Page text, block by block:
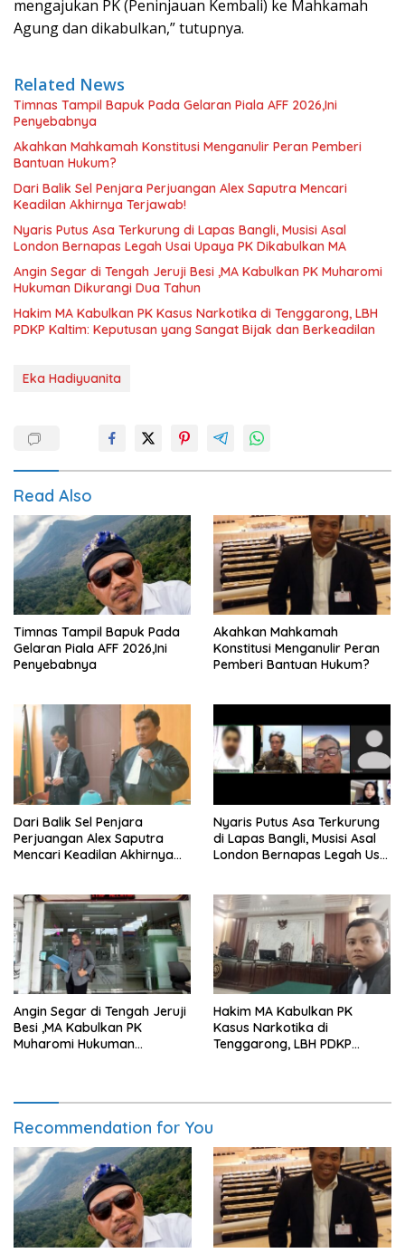
mengajukan PK (Peninjauan Kembali) ke Mahkamah
Agung dan dikabulkan,” tutupnya.
Related News
Timnas Tampil Bapuk Pada Gelaran Piala AFF 2026,Ini
Penyebabnya
Akahkan Mahkamah Konstitusi Menganulir Peran Pemberi
Bantuan Hukum?
Dari Balik Sel Penjara Perjuangan Alex Saputra Mencari
Keadilan Akhirnya Terjawab!
Nyaris Putus Asa Terkurung di Lapas Bangli, Musisi Asal
London Bernapas Legah Usai Upaya PK Dikabulkan MA
Angin Segar di Tengah Jeruji Besi ,MA Kabulkan PK Muharomi
Hukuman Dikurangi Dua Tahun
Hakim MA Kabulkan PK Kasus Narkotika di Tenggarong, LBH
PDKP Kaltim: Keputusan yang Sangat Bijak dan Berkeadilan
Eka Hadiyuanita
Read Also
Timnas Tampil Bapuk Pada
Gelaran Piala AFF 2026,Ini
Penyebabnya
Akahkan Mahkamah
Konstitusi Menganulir Peran
Pemberi Bantuan Hukum?
Dari Balik Sel Penjara
Perjuangan Alex Saputra
Mencari Keadilan Akhirnya
Nyaris Putus Asa Terkurung
di Lapas Bangli, Musisi Asal
London Bernapas Legah Usai
Angin Segar di Tengah Jeruji
Besi ,MA Kabulkan PK
Muharomi Hukuman
Hakim MA Kabulkan PK
Kasus Narkotika di
Tenggarong, LBH PDKP
Recommendation for You